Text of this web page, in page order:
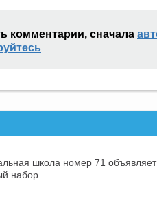
комментарии, сначала
школа номер 71 объявляет
набор